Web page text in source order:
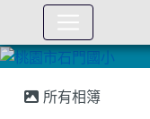
所有相簿